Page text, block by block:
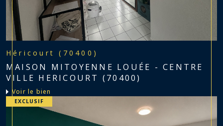
Héricourt (70400)
MAISON MITOYENNE LOUÉE - CENTRE
VILLE HERICOURT (70400)
voir le bien
EXCLUSIF